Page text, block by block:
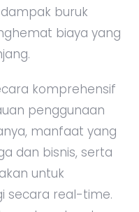
buruk
biaya yang
komprehensif
penggunaan
manfaat yang
dan bisnis, serta
untuk
secara real-time.